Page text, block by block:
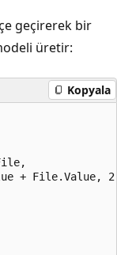
geçirerek bir
üretir:
Kopyala
+ File.Value,